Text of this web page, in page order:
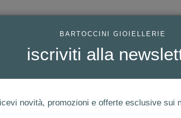
BARTOCCINI GIOIELLERIE
iscriviti alla
novità, promozioni e offerte esclusive sui